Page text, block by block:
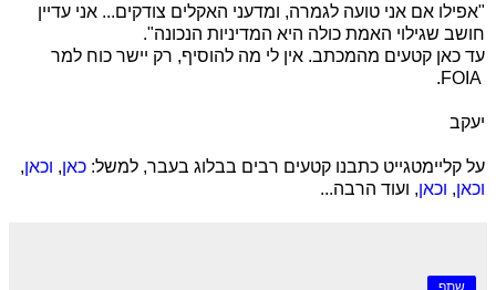
"אפילו אם אני טועה לגמרה, ומדעני האקלים צודקים... אני עדיין
חושב שגילוי האמת כולה היא המדיניות הנכונה".
עד כאן קטעים מהמכתב. אין לי מה להוסיף, רק יישר כוח למר
FOIA
.
יעקב
על קליימטגייט כתבנו קטעים רבים בבלוג בעבר, למשל: כאן, וכאן,
וכאן, וכאן, ועוד הרבה...
שתף